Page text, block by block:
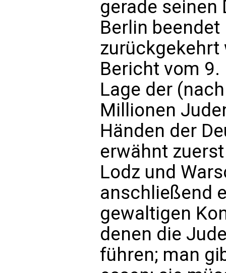
gerade seinen
Berlin
zurückgekehrt
Bericht vom 9.
Lage der
Millionen
Händen der
erwähnt
Lodz und
anschließend
gewaltigen
denen die
führen; man